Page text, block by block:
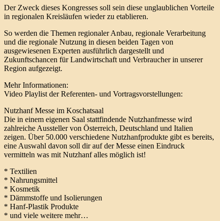
Der Zweck dieses Kongresses soll sein diese unglaublichen Vorteile
in regionalen Kreisläufen wieder zu etablieren.
So werden die Themen regionaler Anbau, regionale Verarbeitung
und die regionale Nutzung in diesen beiden Tagen von
ausgewiesenen Experten ausführlich dargestellt und
Zukunftschancen für Landwirtschaft und Verbraucher in unserer
Region aufgezeigt.
Mehr Informationen:
Video Playlist der Referenten- und Vortragsvorstellungen:
Nutzhanf Messe im Koschatsaal
Die in einem eigenen Saal stattfindende Nutzhanfmesse wird
zahlreiche Aussteller von Österreich, Deutschland und Italien
zeigen. Über 50.000 verschiedene Nutzhanfprodukte gibt es bereits,
eine Auswahl davon soll dir auf der Messe einen Eindruck
vermitteln was mit Nutzhanf alles möglich ist!
* Textilien
* Nahrungsmittel
* Kosmetik
* Dämmstoffe und Isolierungen
* Hanf-Plastik Produkte
* und viele weitere mehr…